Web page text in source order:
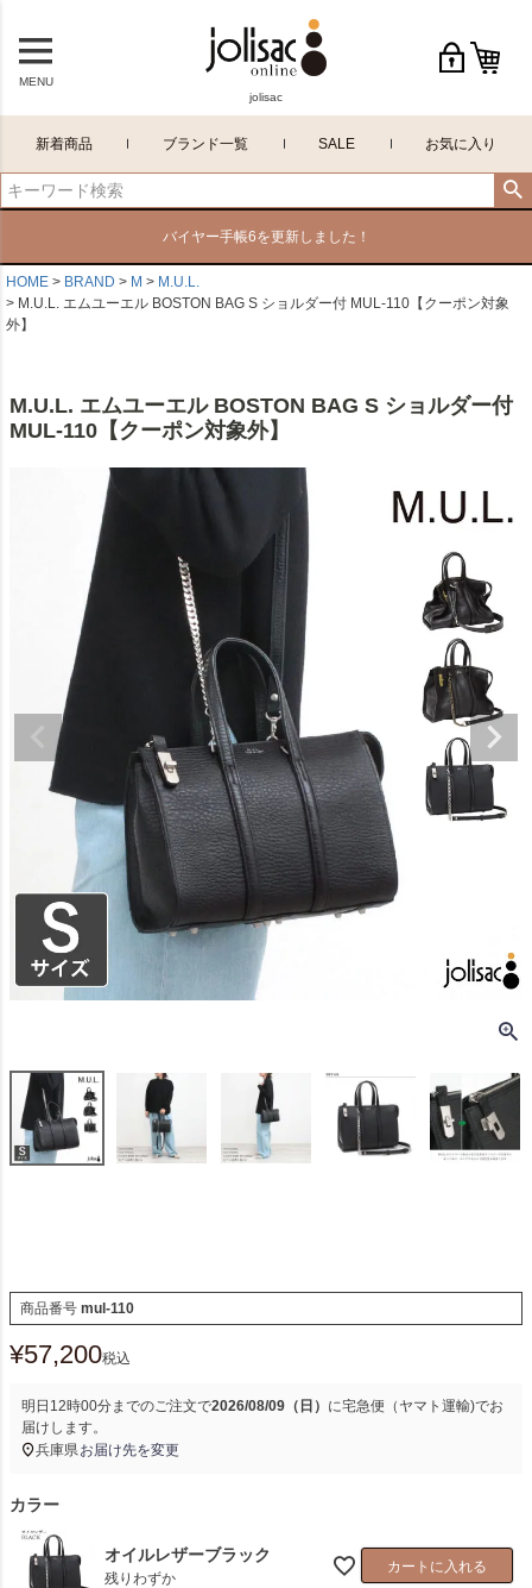
MENU
jolisac
新着商品 ブランド一覧 SALE お気に入り
バイヤー手帳6を更新しました！
HOME BRAND M
M.U.L.
M.U.L. エムユーエル BOSTON BAG S ショルダー付 MUL-110【クーポン対象
外】
M.U.L. エムユーエル BOSTON BAG S ショルダー付
MUL-110【クーポン対象外】
商品番号 mul-110
¥57,200税込
明日 12時00分までのご注文で2026/08/09（日） に宅急便（ヤマト運輸)でお
届けします。
兵庫県お届け先を変更
カラー
オイルレザーブラック
残りわずか
カートに入れる